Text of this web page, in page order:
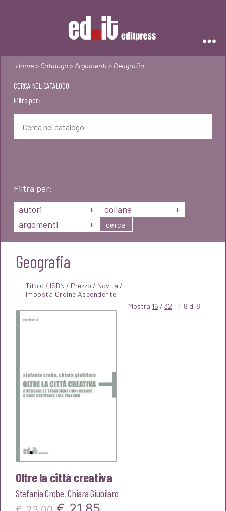
Home> Catalogo > Argomenti> Geografia
CERCA NEL CATALOGO
Filtra per:
Filtra per:
autori
+ collane
+
argomenti
+ cerca
Geografia
Titolo / ISBN / Prezzo / Novità /
Mostra 16 / 32 – 1–8 di 8
Oltre la città creativa
Stefania Crobe,Chiara Giubilaro